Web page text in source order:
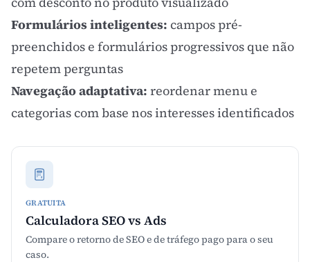
Formulários inteligentes: campos pré-
preenchidos e formulários progressivos que não
repetem perguntas
Navegação adaptativa: reordenar menu e
categorias com base nos interesses identificados
GRATUITA
Calculadora SEO vs Ads
Compare o retorno de SEO e de tráfego pago para o seu
caso.